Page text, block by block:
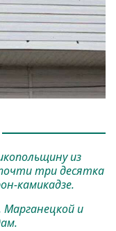
из
три десятка
камикадзе.
и